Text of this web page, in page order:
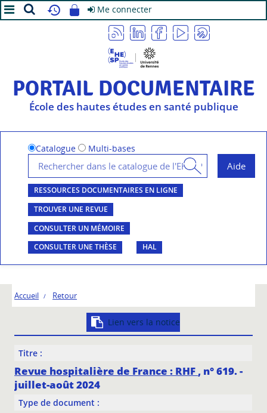
Me connecter
PORTAIL DOCUMENTAIRE
École des hautes études en santé publique
Catalogue Multi-bases
RESSOURCES DOCUMENTAIRES EN LIGNE
TROUVER UNE REVUE
CONSULTER UN MÉMOIRE
CONSULTER UNE THÈSE
HAL
Accueil Retour
Lien vers la notice
Titre :
Revue hospitalière de France : RHF , n° 619. -
juillet-août 2024
Type de document :